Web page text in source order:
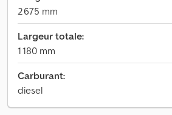
2 675 mm
Largeur totale:
1 180 mm
Carburant:
diesel